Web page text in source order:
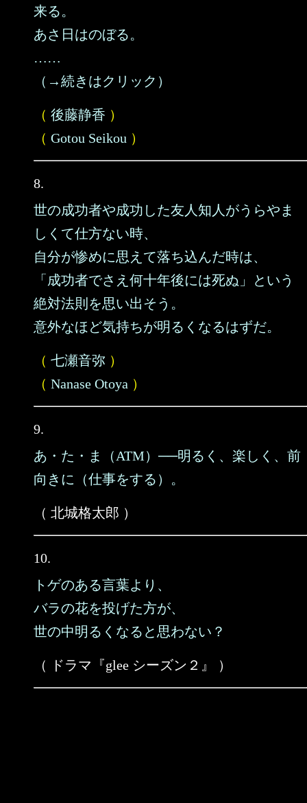
来る。
あさ日はのぼる。
……
（→続きはクリック）
（ 後藤静香 ）
（ Gotou Seikou ）
8.
世の成功者や成功した友人知人がうらやま
しくて仕方ない時、
自分が惨めに思えて落ち込んだ時は、
「成功者でさえ何十年後には死ぬ」という
絶対法則を思い出そう。
意外なほど気持ちが明るくなるはずだ。
（ 七瀬音弥 ）
（ Nanase Otoya ）
9.
あ・た・ま（ATM）──明るく、楽しく、前
向きに（仕事をする）。
（ 北城格太郎 ）
10.
トゲのある言葉より、
バラの花を投げた方が、
世の中明るくなると思わない？
（ ドラマ『glee シーズン２』 ）